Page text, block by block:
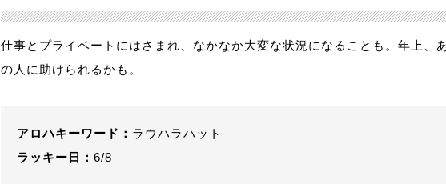
仕事とプライベートにはさまれ、なかなか大変な状況になることも。年上、
の人に助けられるかも。
アロハキーワード： ラウハラハット
ラッキー日： 6/8